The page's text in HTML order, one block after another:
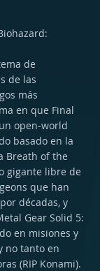
de
de las
más
en que Final
open-world
basado en la
Breath of the
gigante libre de
que han
décadas, y
Gear Solid 5:
en misiones y
no tanto en
(RIP Konami).